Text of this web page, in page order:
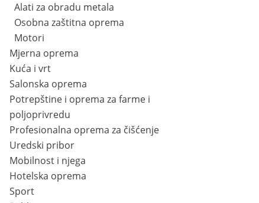
Alati za obradu metala
Osobna zaštitna oprema
Motori
Mjerna oprema
Kuća i vrt
Salonska oprema
Potrepštine i oprema za farme i
poljoprivredu
Profesionalna oprema za čišćenje
Uredski pribor
Mobilnost i njega
Hotelska oprema
Sport